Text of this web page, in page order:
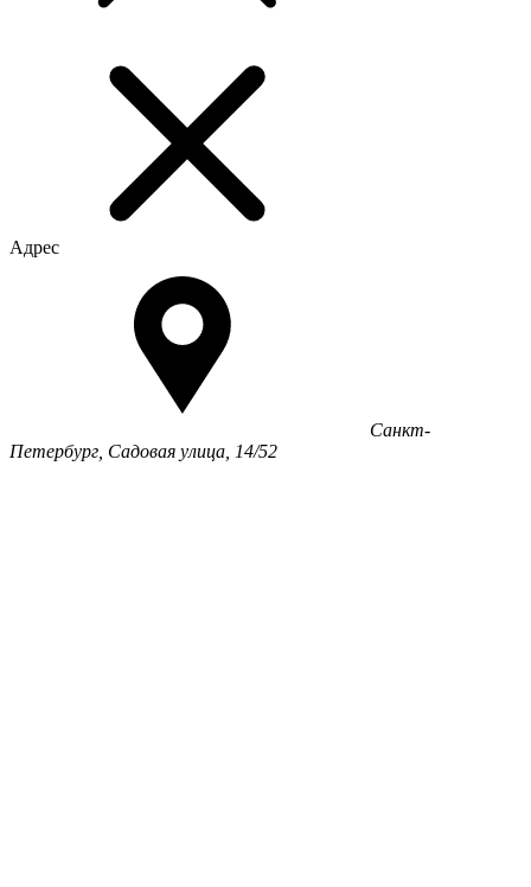
Адрес
Санкт-
Петербург, Садовая улица, 14/52